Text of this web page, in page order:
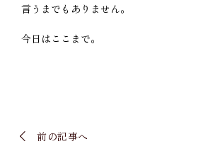
言うまでもありません。
今日はここまで。
前の記事へ